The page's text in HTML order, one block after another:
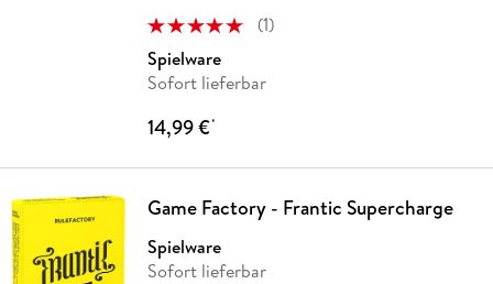
(1)
Spielware
Sofort lieferbar
14,99 €*
Game Factory - Frantic Supercharge
Spielware
Sofort lieferbar